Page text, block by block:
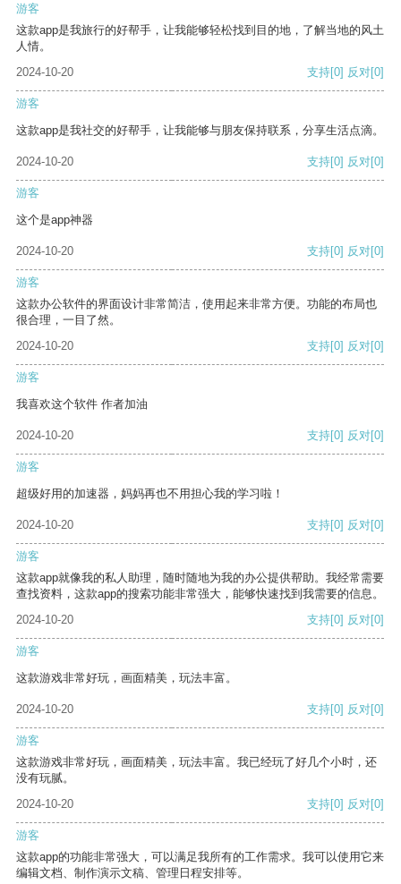
游客
这款app是我旅行的好帮手，让我能够轻松找到目的地，了解当地的风土
人情。
2024-10-20
支持[0] 反对[0]
游客
这款app是我社交的好帮手，让我能够与朋友保持联系，分享生活点滴。
2024-10-20 支持[0] 反对[0]
游客
这个是app神器
2024-10-20 支持[0] 反对[0]
游客
这款办公软件的界面设计非常简洁，使用起来非常方便。功能的布局也
很合理，一目了然。
2024-10-20
支持[0] 反对[0]
游客
我喜欢这个软件 作者加油
2024-10-20 支持[0] 反对[0]
游客
超级好用的加速器，妈妈再也不用担心我的学习啦！
2024-10-20 支持[0] 反对[0]
游客
这款app就像我的私人助理，随时随地为我的办公提供帮助。我经常需要
查找资料，这款app的搜索功能非常强大，能够快速找到我需要的信息。
2024-10-20
支持[0] 反对[0]
游客
这款游戏非常好玩，画面精美，玩法丰富。
2024-10-20 支持[0] 反对[0]
游客
这款游戏非常好玩，画面精美，玩法丰富。我已经玩了好几个小时，还
没有玩腻。
2024-10-20
支持[0] 反对[0]
游客
这款app的功能非常强大，可以满足我所有的工作需求。我可以使用它来
编辑文档、制作演示文稿、管理日程安排等。